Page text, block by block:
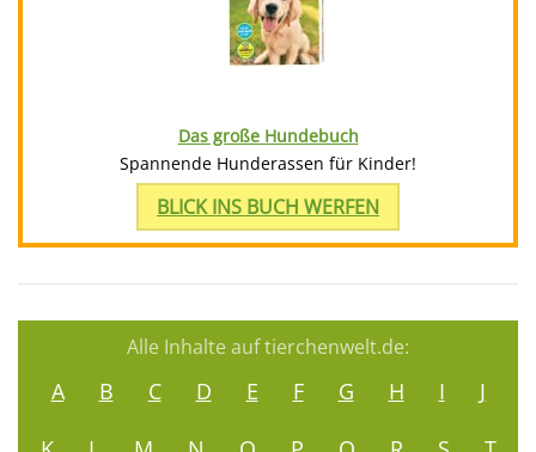
Das große Hundebuch
Spannende Hunderassen für Kinder!
BLICK INS BUCH WERFEN
Alle Inhalte auf tierchenwelt.de:
A B C D E F G H I
J